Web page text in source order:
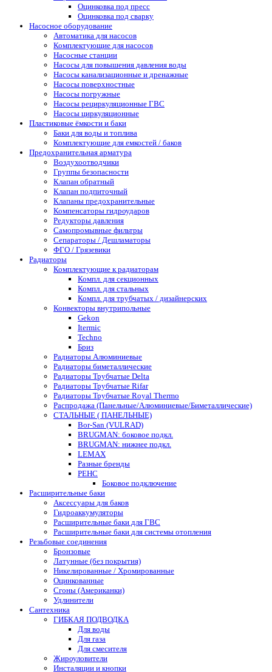
Оцинковка под пресс
Оцинковка под сварку
Насосное оборудование
Автоматика для насосов
Комплектующие для насосов
Насосные станции
Насосы для повышения давления воды
Насосы канализационные и дренажные
Насосы поверхностные
Насосы погружные
Насосы рециркуляционные ГВС
Насосы циркуляционные
Пластиковые ёмкости и баки
Баки для воды и топлива
Комплектующие для емкостей / баков
Предохранительная арматура
Воздухоотводчики
Группы безопасности
Клапан обратный
Клапан подпиточный
Клапаны предохранительные
Компенсаторы гидроударов
Редукторы давления
Самопромывные фильтры
Сепараторы / Дешламаторы
ФГО / Грязевики
Радиаторы
Комплектующие к радиаторам
Компл. для секционных
Компл. для стальных
Компл. для трубчатых / дизайнерских
Конвекторы внутрипольные
Gekon
Itermic
Techno
Бриз
Радиаторы Алюминиевые
Радиаторы биметаллические
Радиаторы Трубчатые Delta
Радиаторы Трубчатые Rifar
Радиаторы Трубчатые Royal Thermo
Распродажа (Панельные/Алюминиевые/Биметаллические)
СТАЛЬНЫЕ ( ПАНЕЛЬНЫЕ)
Bor-San (VULRAD)
BRUGMAN: боковое подкл.
BRUGMAN: нижнее подкл.
LEMAX
Разные бренды
РЕНС
Боковое подключение
Расширительные баки
Аксессуары для баков
Гидроаккумуляторы
Расширительные баки для ГВС
Расширительные баки для системы отопления
Резьбовые соединения
Бронзовые
Латунные (без покрытия)
Никелированные / Хромированные
Оцинкованные
Сгоны (Американки)
Удлинители
Сантехника
ГИБКАЯ ПОДВОДКА
Для воды
Для газа
Для смесителя
Жироуловители
Инсталяции и кнопки